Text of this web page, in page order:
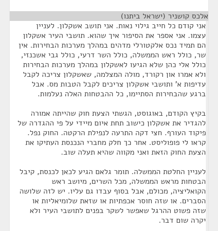
אלכס קושניר (ישראל ביתנו)
אני קודם כל חייב גילוי נאות. אני תושב אשקלון. לעניין
עצמו. אני אספר את הסיפור איך שהוא. תושבי העיר אשקלון
הם תמיד נכס אלקטורלי מדהים במהלך מערכות הבחירות. אין
שר, כולל ראש הממשלה, כולל השר דרעי, כולל גבי אשכנזי,
כולל אלי כהן שלא הגיעו לאשקלון במהלך מערכות הבחירות
ולא אמרו און רקורד, מולה המצלמה, שאשקלון צריכה לקבל
עדיפות א' ותושבי אשקלון צריכים לקבל הטבות מס. אבל
ברגע שהבחירות הסתיימו, כל ההבטחות האלה נעלמות.
בקיץ הקודם, באוגוסט, הגשתי הצעת חוק שהייתה אמורה
להגדיר את אשקלון כישוב תחת איום מיידי על פי ההגדרה של
פיקוד העורף. חצי דקה התרעה לנפילת הרקטה. החוק נפל.
קראו לי פופוליסט. אחר כך חלק מחברי הנכנסת העתיקו את
הצעת החוק הזאת ואני מקווה שהיא תעלה שוב.
לעניין החלטת הממשלה. תומר גלאם הגיע לכאן לכנסת, קיבל
הבטחות מראש הממשלה, מכל השרים, מיושב ראש
הקואליציה, מכולם, אבל בסוף עבדו גם עליו. יש לזה שלושה
הסברים. או שזה חוסר אכפתיות או שזאת שלומיאליות או
שזה פשוט ההרגל שאפשר לשקר בפנים לתושבי העיר ולא
יקרה שום דבר.